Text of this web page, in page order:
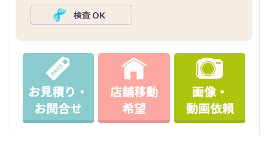
お見積り・
お問合せ
店舗移動
希望
画像・
動画依頼